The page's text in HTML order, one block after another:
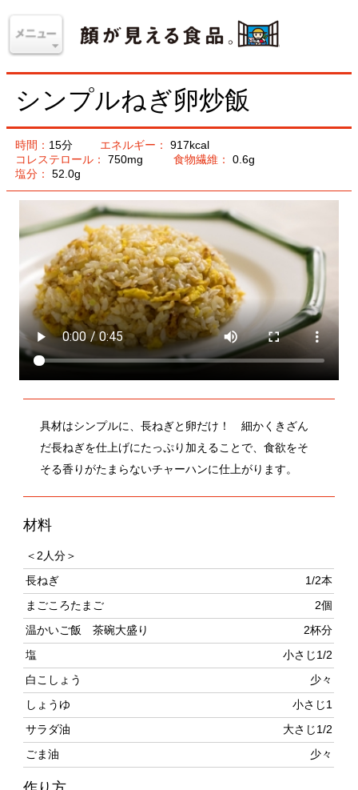
シンプルねぎ卵炒飯
時間：15分 エネルギー：917kcal
コレステロール：
750mg 食物繊維：0.6g
塩分：52.0g
具材はシンプルに、長ねぎと卵だけ！ 細かくきざん
だ長ねぎを仕上げにたっぷり加えることで、食欲をそ
材料
長ねぎ
温かいご飯 茶碗大盛り
塩
白こしょう
しょうゆ
サラダ油 大さじ1/2
ごま油 少々
作り方